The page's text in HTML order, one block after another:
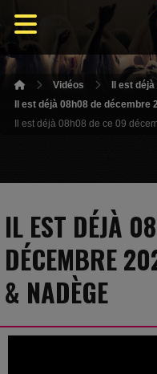
Vidéos
Il est
Il est déjà 08h08 de décembre
Il est déjà 08h08 de ce 09
IL EST DÉJÀ
DÉCEMBRE
& NADÈGE